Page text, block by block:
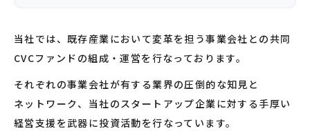
当社では、既存産業において変革を担う事業会社との共同
CVCファンドの組成・運営を行なっております。
それぞれの事業会社が有する業界の圧倒的な知見と
ネットワーク、当社のスタートアップ企業に対する 手厚い
経営支援を武器に投資活動を行なっています。